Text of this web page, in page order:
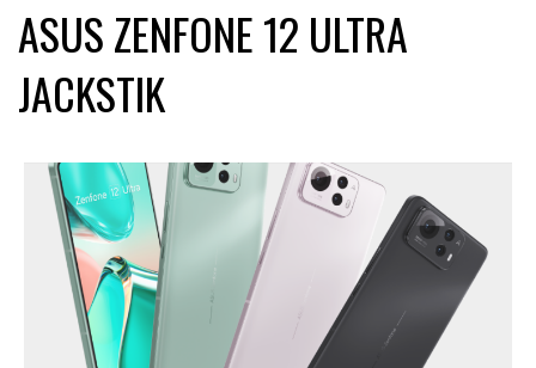
ASUS ZENFONE 12 ULTRA
JACKSTIK